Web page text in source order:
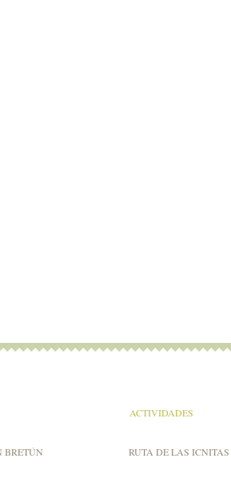
BRETÚN
ACTIVIDADES
RUTA DE LAS ICNITAS